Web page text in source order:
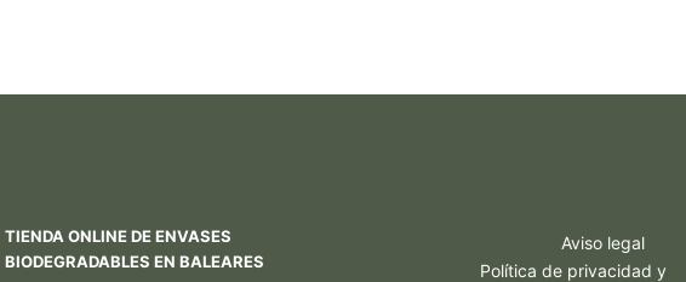
TIENDA ONLINE DE ENVASES
BIODEGRADABLES EN BALEARES
Aviso legal
Política de privacidad y